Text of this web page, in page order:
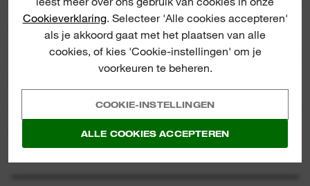
Cookieverklaring. Selecteer 'Alle cookies accepteren'
als je akkoord gaat met het plaatsen van alle
cookies, of kies 'Cookie-instellingen' om je
voorkeuren te beheren.
COOKIE-INSTELLINGEN
ALLE COOKIES ACCEPTEREN
SPECIFICATIE
BEOORDELINGEN & RECENSIES